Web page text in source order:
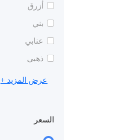
أزرق
بني
عنابي
ذهبي
عرض المزيد +
السعر